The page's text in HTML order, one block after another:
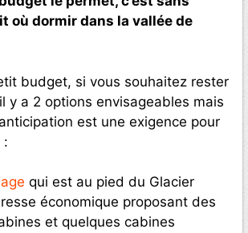
où dormir dans la vallée de
budget, si vous souhaitez rester
y a 2 options envisageables mais
est une exigence pour
:
qui est au pied du Glacier
économique proposant des
et quelques cabines